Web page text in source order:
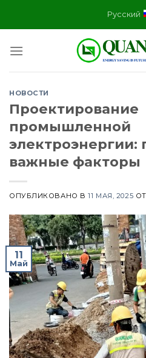
Русский
НОВОСТИ
Проектирование
промышленной
электроэнергии:
важные факторы
ОПУБЛИКОВАНО В11 МАЯ, 2025
11
Май